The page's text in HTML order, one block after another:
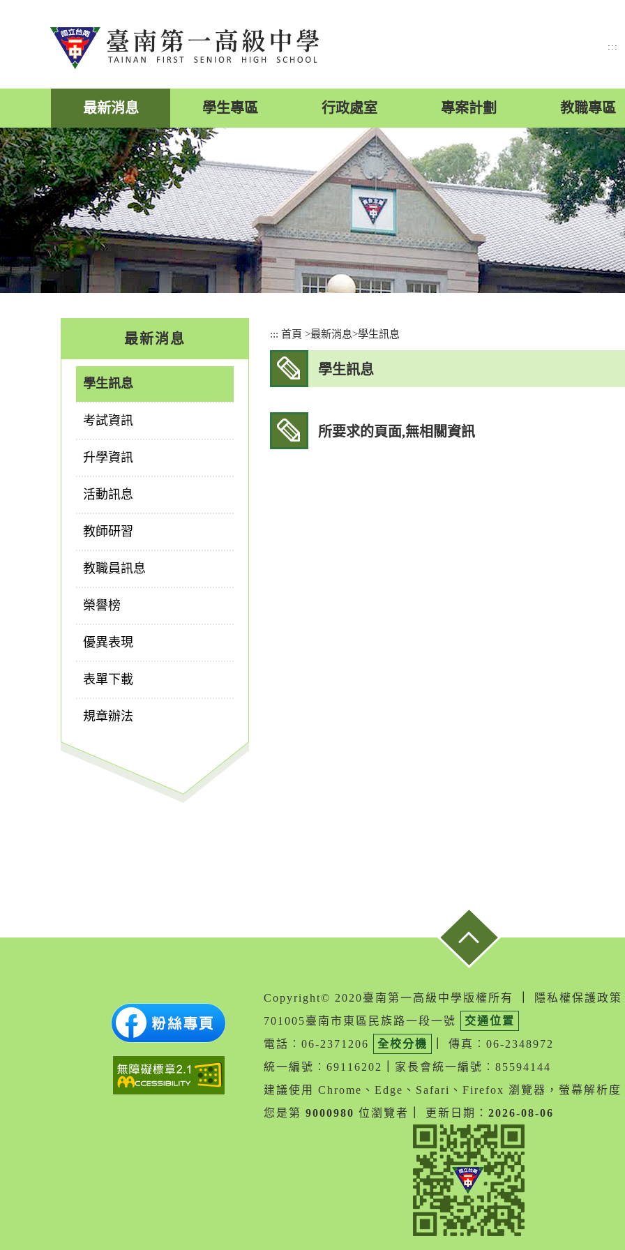
:::
最新消息 學生專區 行政處室 專案計劃 教職專區
:::
最新消息
學生訊息
考試資訊
升學資訊
活動訊息
教師研習
教職員訊息
榮譽榜
優異表現
表單下載
規章辦法
::: 首頁 >最新消息>學生訊息
學生訊息
所要求的頁面,無相關資訊
Copyright© 2020臺南第一高級中學版權所有 隱私權保護政策
701005臺南市東區民族路一段一號
交通位置
電話︰06-2371206
全校分機
傳真︰06-2348972
統一編號︰69116202
家長會統一編號︰85594144
建議使用 Chrome、Edge、Safari、Firefox 瀏覽器，螢幕解析
您是第 9000980 位瀏覽者 更新日期： 2026-08-06